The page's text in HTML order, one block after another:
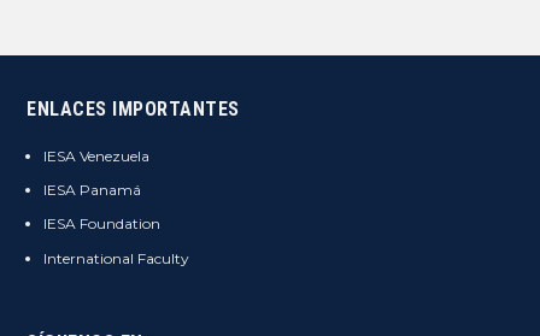
ENLACES IMPORTANTES
IESA Venezuela
IESA Panamá
IESA Foundation
International Faculty